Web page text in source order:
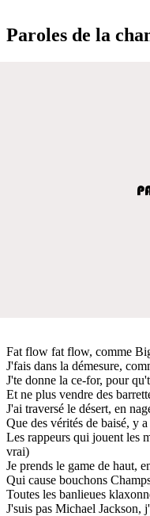
Paroles de la
Fat flow fat flow, comme
J'fais dans la démesure,
J'te donne la ce-for, pour
Et ne plus vendre des
J'ai traversé le désert, en
Que des vérités de baisé, y
Les rappeurs qui jouent les
vrai)
Je prends le game de haut,
Qui cause bouchons
Toutes les banlieues
J'suis pas Michael Jackson,